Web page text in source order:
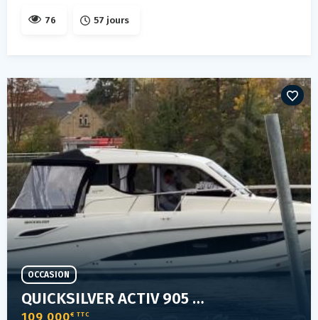
76 57 jours
QUICKSILVER ACTIV 905 WE OB
109 000€ TTC
OCCASION